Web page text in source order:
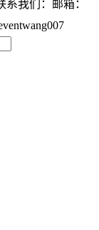
我们：邮箱：